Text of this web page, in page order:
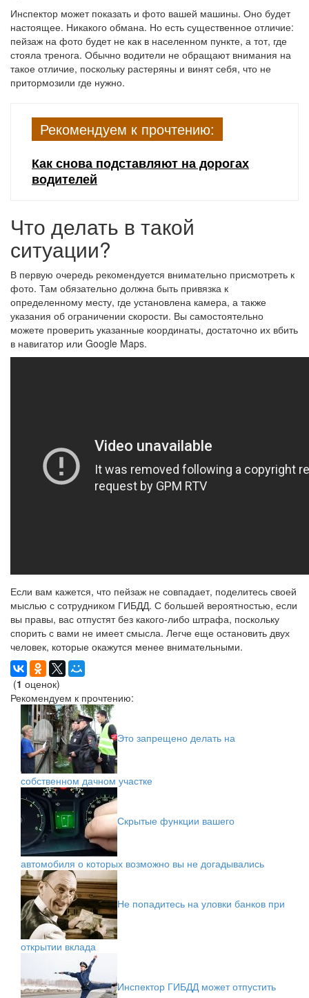
Инспектор может показать и фото вашей машины. Оно будет
настоящее. Никакого обмана. Но есть существенное отличие:
пейзаж на фото будет не как в населенном пункте, а тот, где
стояла тренога. Обычно водители не обращают внимания на
такое отличие, поскольку растеряны и винят себя, что не
притормозили где нужно.
Рекомендуем к прочтению:
Как снова подставляют на дорогах
водителей
Что делать в такой
ситуации?
В первую очередь рекомендуется внимательно присмотреть к
фото. Там обязательно должна быть привязка к
определенному месту, где установлена камера, а также
указания об ограничении скорости. Вы самостоятельно
можете проверить указанные координаты, достаточно их вбить
в навигатор или Google Maps.
Если вам кажется, что пейзаж не совпадает, поделитесь своей
мыслью с сотрудником ГИБДД. С большей вероятностью, если
вы правы, вас отпустят без какого-либо штрафа, поскольку
спорить с вами не имеет смысла. Легче еще остановить двух
человек, которые окажутся менее внимательными.
(1 оценок)
Рекомендуем к прочтению:
Это запрещено делать на
собственном дачном участке
Скрытые функции вашего
автомобиля о которых возможно вы не догадывались
Не попадитесь на уловки банков при
открытии вклада
Инспектор ГИБДД может отпустить